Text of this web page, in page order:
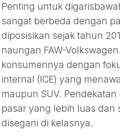
Penting untuk
sangat berbeda dengan
diposisikan sejak tahun
naungan FAW-
konsumennya dengan
internal (ICE) yang
maupun SUV.
pasar yang lebih luas dan
disegani di kelasnya.